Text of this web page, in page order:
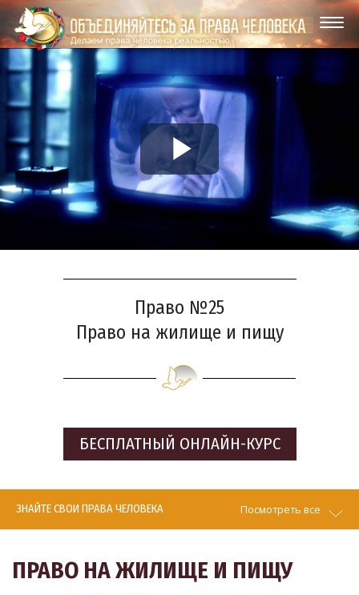
Play
Video
Право №25
Право на жилище и пищу
БЕСПЛАТНЫЙ ОНЛАЙН-КУРС
ЗНАЙТЕ СВОИ ПРАВА ЧЕЛОВЕКА Посмотреть все
ПРАВО НА ЖИЛИЩЕ И ПИЩУ